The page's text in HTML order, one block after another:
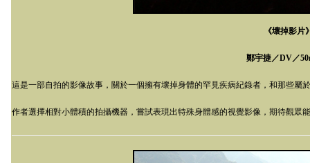
《壞掉影片
鄭宇捷／DV ／
這是一部自拍的影像故事，關於一個擁有壞掉身體的罕見疾病紀錄者，和那些屬
作者選擇相對小體積的拍攝機器，嘗試表現出特殊身體感的視覺影像，期待觀眾